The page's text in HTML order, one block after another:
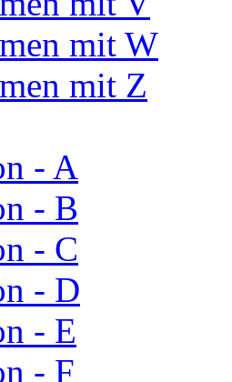
mit W
mit Z
- A
- B
- C
- D
- E
- F